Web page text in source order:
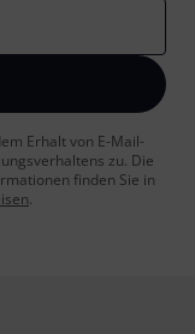
Erhalt von E-Mail-
zu. Die
finden Sie in
.